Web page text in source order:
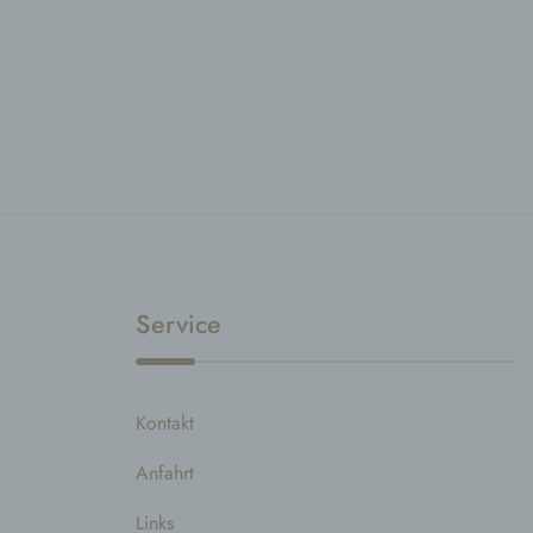
Service
Kontakt
Anfahrt
Links